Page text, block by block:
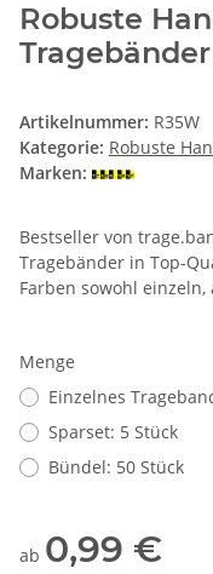
Robuste
Artikelnummer: R35W
Kategorie: Robuste
Marken:
Bestseller von
Tragebänder in Top-
Farben sowohl
Menge
Einzelnes
Sparset: 5 Stück
Bündel: 50 Stück
ab 0,99 €